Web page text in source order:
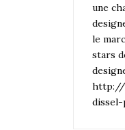
une
le
stars
http://